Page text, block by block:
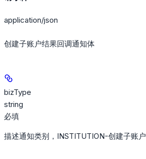
application/json
创建子账户结果回调通知体
bizType
string
必填
描述通知类别，INSTITUTION-创建子账户